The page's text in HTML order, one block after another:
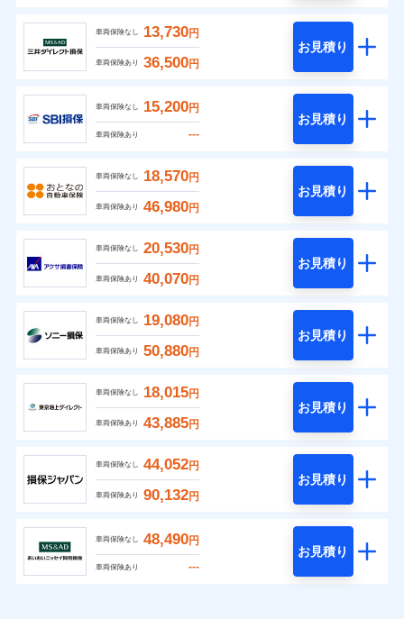
車両保険なし 13,730円
車両保険あり 36,500円
お見積り
車両保険なし 15,200円
車両保険あり ---
お見積り
車両保険なし 18,570円
車両保険あり 46,980円
お見積り
車両保険なし 20,530円
車両保険あり 40,070円
お見積り
車両保険なし 19,080円
車両保険あり 50,880円
お見積り
車両保険なし 18,015円
車両保険あり 43,885円
お見積り
車両保険なし 44,052円
車両保険あり 90,132円
お見積り
車両保険なし 48,490円
車両保険あり ---
お見積り